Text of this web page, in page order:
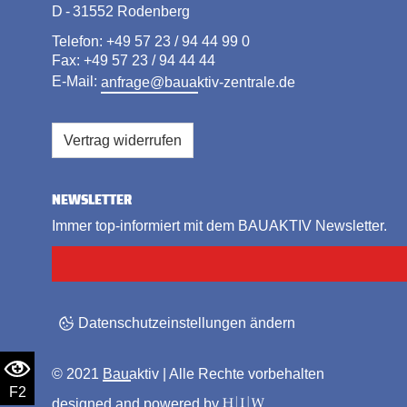
F2
D - 31552 Rodenberg
Telefon: +49 57 23 / 94 44 99 0
Fax: +49 57 23 / 94 44 44
E-Mail: anfrage@bauaktiv-zentrale.de
Vertrag widerrufen
NEWSLETTER
Immer top-informiert mit dem BAUAKTIV Newsletter.
Datenschutzeinstellungen ändern
© 2021 Bauaktiv | Alle Rechte vorbehalten